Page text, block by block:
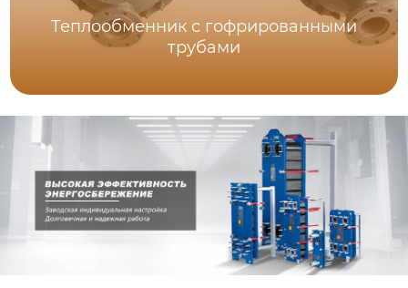
Теплообменник с гофрированными
трубами